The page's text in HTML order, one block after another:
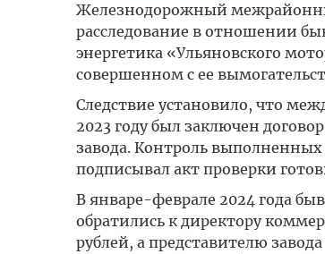
Железнодорожный
расследование в отношении
энергетика «Ульяновского
совершенном с ее
Следствие установило, что
2023 году был заключен
завода. Контроль выполненных
подписывал акт проверки
В январе-феврале 2024 года
обратились к директору
рублей, а представителю